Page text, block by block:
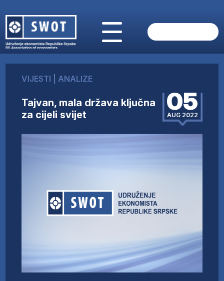
O NAMA
AKTUELNO
ANALIZE
FINANSIJE
UČLANI SE
VIJESTI ANALIZE
Tajvan, mala država ključna
za cijeli svijet
05
AUG 2022